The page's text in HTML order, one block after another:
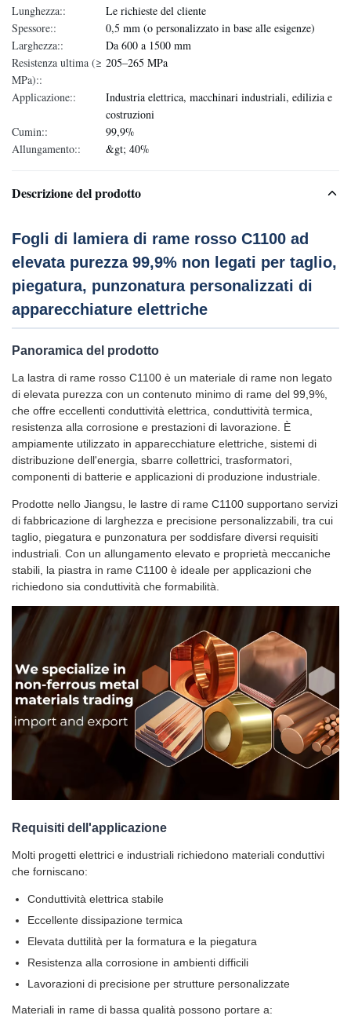
Lunghezza::
Le richieste del cliente
Spessore::
0,5 mm (o personalizzato in base alle esigenze)
Larghezza::
Da 600 a 1500 mm
Resistenza ultima (≥
MPa)::
205–265 MPa
Applicazione::
Industria elettrica, macchinari industriali, edilizia e
costruzioni
Cumin::
99,9%
Allungamento::
&gt; 40%
Descrizione del prodotto
Fogli di lamiera di rame rosso C1100 ad
elevata purezza 99,9% non legati per taglio,
piegatura, punzonatura personalizzati di
apparecchiature elettriche
Panoramica del prodotto
La lastra di rame rosso C1100 è un materiale di rame non legato
di elevata purezza con un contenuto minimo di rame del 99,9%,
che offre eccellenti conduttività elettrica, conduttività termica,
resistenza alla corrosione e prestazioni di lavorazione. È
ampiamente utilizzato in apparecchiature elettriche, sistemi di
distribuzione dell'energia, sbarre collettrici, trasformatori,
componenti di batterie e applicazioni di produzione industriale.
Prodotte nello Jiangsu, le lastre di rame C1100 supportano servizi
di fabbricazione di larghezza e precisione personalizzabili, tra cui
taglio, piegatura e punzonatura per soddisfare diversi requisiti
industriali. Con un allungamento elevato e proprietà meccaniche
stabili, la piastra in rame C1100 è ideale per applicazioni che
richiedono sia conduttività che formabilità.
Requisiti dell'applicazione
Molti progetti elettrici e industriali richiedono materiali conduttivi
che forniscano:
Conduttività elettrica stabile
Eccellente dissipazione termica
Elevata duttilità per la formatura e la piegatura
Resistenza alla corrosione in ambienti difficili
Lavorazioni di precisione per strutture personalizzate
Materiali in rame di bassa qualità possono portare a: